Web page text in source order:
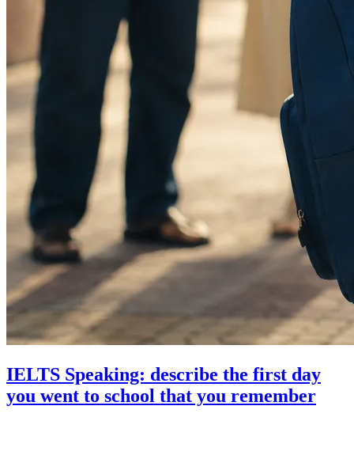
IELTS Speaking: describe the first day
you went to school that you remember